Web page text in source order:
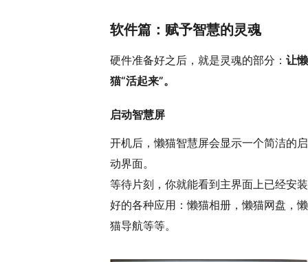
软件篇：赋予智慧的灵魂
硬件准备好之后，就是灵魂的部分： 让懒
猫“活起来”。
启动智慧屏
开机后，懒猫智慧屏会显示一个简洁的启
动界面。
等待片刻，你就能看到主界面上已经安装
好的各种应用：懒猫相册，懒猫网盘，懒
猫导航等等。